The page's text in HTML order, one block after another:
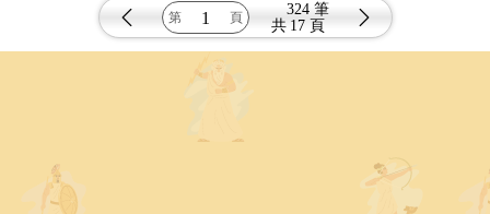
共
324 筆
17 頁